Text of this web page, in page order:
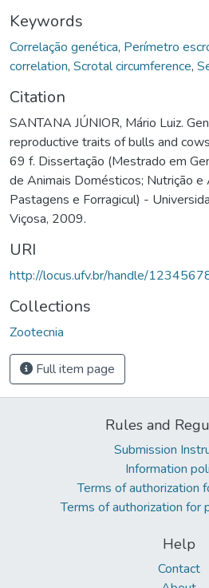
Keywords
Correlação genética, Perímetro
correlation, Scrotal circumference,
Citation
SANTANA JÚNIOR, Mário Luiz.
reproductive traits of bulls and
69 f. Dissertação (Mestrado em
de Animais Domésticos; Nutrição e
Pastagens e Forragicul) -
Viçosa, 2009.
URI
http://locus.ufv.br/handle/
Collections
Zootecnia
Full item page
Rules and
Submission
Information
Terms of authorization
Terms of authorization for
Help
Contact